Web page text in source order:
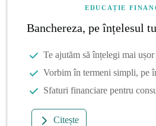
EDUCAȚIE
Banchereza, pe înțelesul
Te ajutăm să înțelegi mai
Vorbim în termeni simpli, pe
Sfaturi financiare pentru
Citește